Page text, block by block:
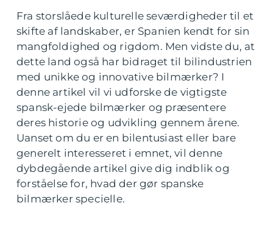
Fra storslåede kulturelle seværdigheder til et
skifte af landskaber, er Spanien kendt for sin
mangfoldighed og rigdom. Men vidste du, at
dette land også har bidraget til bilindustrien
med unikke og innovative bilmærker? I
denne artikel vil vi udforske de vigtigste
spansk-ejede bilmærker og præsentere
deres historie og udvikling gennem årene.
Uanset om du er en bilentusiast eller bare
generelt interesseret i emnet, vil denne
dybdegående artikel give dig indblik og
forståelse for, hvad der gør spanske
bilmærker specielle.